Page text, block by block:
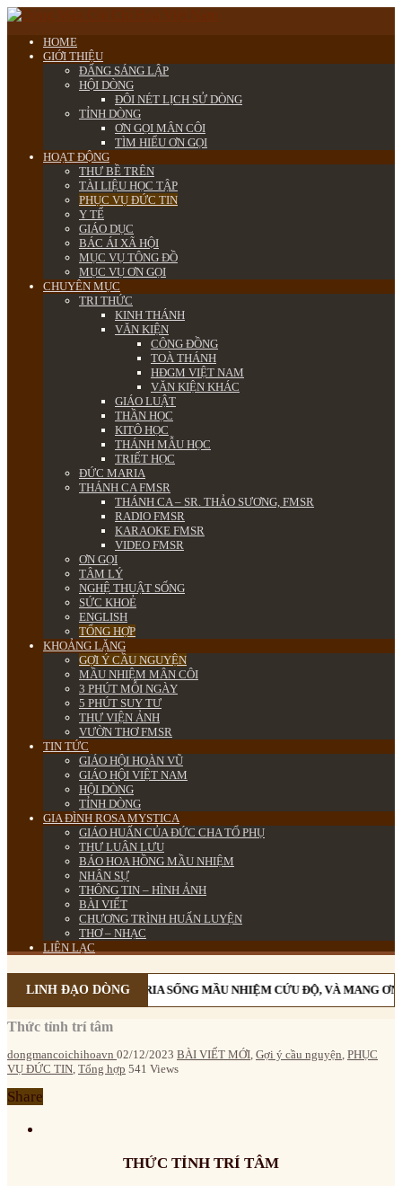
HOME
GIỚI THIỆU
ĐẤNG SÁNG LẬP
HỘI DÒNG
ĐÔI NÉT LỊCH SỬ DÒNG
TỈNH DÒNG
ƠN GỌI MÂN CÔI
TÌM HIỂU ƠN GỌI
HOẠT ĐỘNG
THƯ BỀ TRÊN
TÀI LIỆU HỌC TẬP
PHỤC VỤ ĐỨC TIN
Y TẾ
GIÁO DỤC
BÁC ÁI XÃ HỘI
MỤC VỤ TÔNG ĐỒ
MỤC VỤ ƠN GỌI
CHUYÊN MỤC
TRI THỨC
KINH THÁNH
VĂN KIỆN
CÔNG ĐỒNG
TOÀ THÁNH
HĐGM VIỆT NAM
VĂN KIỆN KHÁC
GIÁO LUẬT
THẦN HỌC
KITÔ HỌC
THÁNH MẪU HỌC
TRIẾT HỌC
ĐỨC MARIA
THÁNH CA FMSR
THÁNH CA – SR. THẢO SƯƠNG, FMSR
RADIO FMSR
KARAOKE FMSR
VIDEO FMSR
ƠN GỌI
TÂM LÝ
NGHỆ THUẬT SỐNG
SỨC KHOẺ
ENGLISH
TỔNG HỢP
KHOẢNG LẶNG
GỢI Ý CẦU NGUYỆN
MẦU NHIỆM MÂN CÔI
3 PHÚT MỖI NGÀY
5 PHÚT SUY TƯ
THƯ VIỆN ẢNH
VƯỜN THƠ FMSR
TIN TỨC
GIÁO HỘI HOÀN VŨ
GIÁO HỘI VIỆT NAM
HỘI DÒNG
TỈNH DÒNG
GIA ĐÌNH ROSA MYSTICA
GIÁO HUẤN CỦA ĐỨC CHA TỔ PHỤ
THƯ LUÂN LƯU
BÁO HOA HỒNG MẦU NHIỆM
NHÂN SỰ
THÔNG TIN – HÌNH ẢNH
BÀI VIẾT
CHƯƠNG TRÌNH HUẤN LUYỆN
THƠ – NHẠC
LIÊN LẠC
LINH ĐẠO DÒNG
CÔI CÙNG MẸ MARIA SỐNG MẦU NHIỆM CỨU ĐỘ, VÀ MANG ƠN
Thức tỉnh trí tâm
dongmancoichihoavn 02/12/2023 BÀI VIẾT MỚI Gợi ý cầu nguyện PHỤC
VỤ ĐỨC TIN Tổng hợp 541 Views
Share
THỨC TỈNH TRÍ TÂM